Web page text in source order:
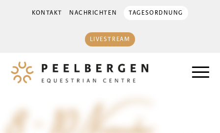
KONTAKT NACHRICHTEN TAGESORDNUNG
LIVESTREAM